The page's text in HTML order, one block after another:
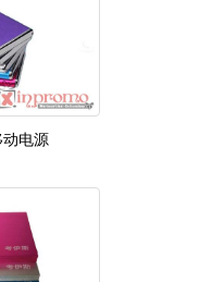
电源